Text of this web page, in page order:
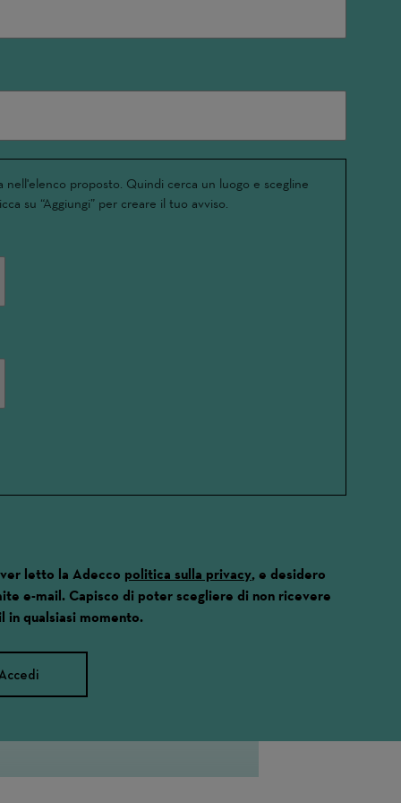
nell'elenco proposto. Quindi cerca un luogo e scegline
su “Aggiungi” per creare il tuo avviso.
letto la Adecco politica sulla privacy, e desidero
e-mail. Capisco di poter scegliere di non ricevere
in qualsiasi momento.